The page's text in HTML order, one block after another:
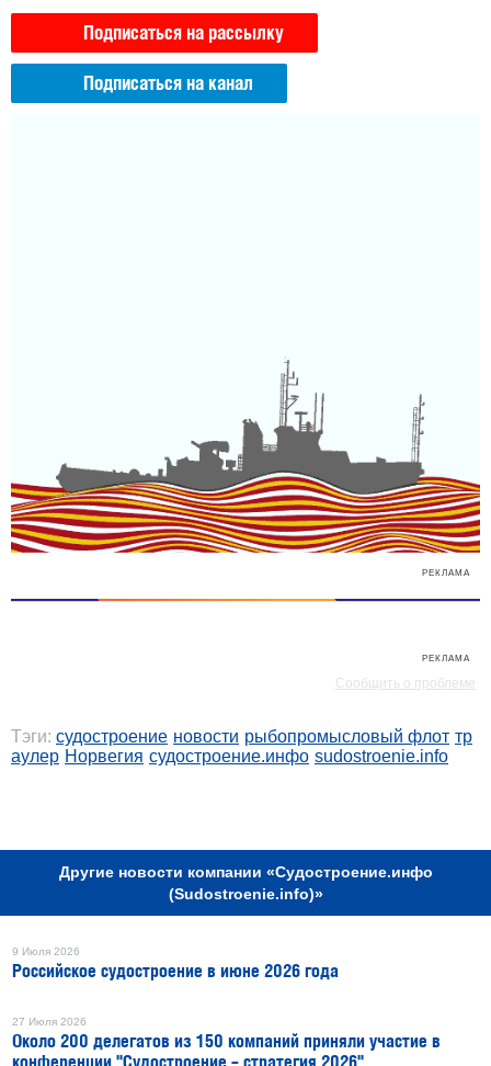
Подписаться на рассылку
Подписаться на канал
РЕКЛАМА
РЕКЛАМА
Сообщить о проблеме
Тэги: судостроение новости рыбопромысловый флот тр
аулер Норвегия судостроение.инфо sudostroenie.info
Другие новости компании «Судостроение.инфо
(Sudostroenie.info)»
9 Июля 2026
Российское судостроение в июне 2026 года
27 Июля 2026
Около 200 делегатов из 150 компаний приняли участие в